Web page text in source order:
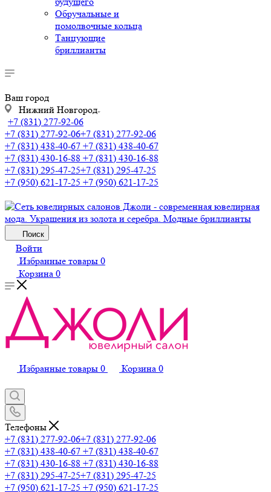
Обручальные и
помолвочные кольца
Танцующие
бриллианты
Ваш город
Нижний Новгород
+7 (831) 277-92-06
+7 (831) 277-92-06+7 (831) 277-92-06
+7 (831) 438-40-67 +7 (831) 438-40-67
+7 (831) 430-16-88 +7 (831) 430-16-88
+7 (831) 295-47-25+7 (831) 295-47-25
+7 (950) 621-17-25 +7 (950) 621-17-25
Поиск
Войти
Избранные товары 0
Корзина 0
Избранные товары 0 Корзина 0
Телефоны
+7 (831) 277-92-06+7 (831) 277-92-06
+7 (831) 438-40-67 +7 (831) 438-40-67
+7 (831) 430-16-88 +7 (831) 430-16-88
+7 (831) 295-47-25+7 (831) 295-47-25
+7 (950) 621-17-25 +7 (950) 621-17-25